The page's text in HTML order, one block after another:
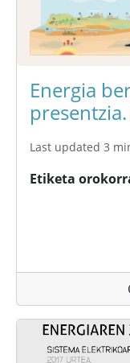
Energia
Last updated 3
Etiketa